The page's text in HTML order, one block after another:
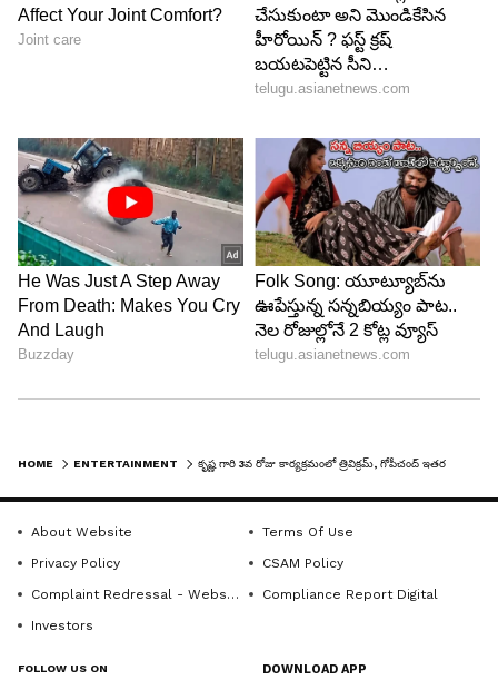
సుధీర్ బాబు దంపతులు, మంజుల దంపతులు కూడా
హాజరయ్యారు. ఆంధ్రప్రదేశ్ లో మారుమూల గ్రామం
బుర్రిపాలెం నుంచి వచ్చిన కృష్ణ గారు 1965లో సినీ రంగ
ప్రవేశం చేశారు.
7
దాదాపు 340పైగా చిత్రాల్లో నటించిన ఆయన తెలుగు
సినిమాకి సాహసాలు అంటే ఏంటో చూపించారు. సొంతంగా
HOME ENTERTAINMENT
About Website
Terms Of Use
Privacy Policy
CSAM Policy
Complaint Redressal - Website
Compliance Report Digital
Investors
FOLLOW US ON DOWNLOAD APP